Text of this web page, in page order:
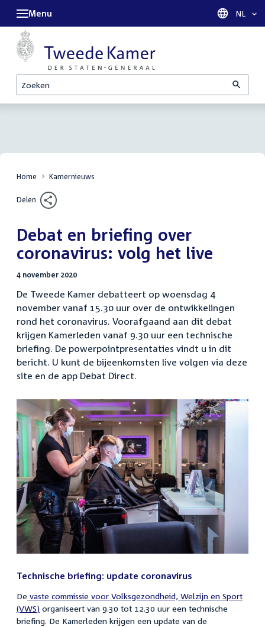
Zoeken
Menu Taal
NL
Home Kamernieuws
Delen
Debat en briefing over
coronavirus: volg het live
4 november 2020
De Tweede Kamer debatteert op woensdag 4
november vanaf 15.30 uur over de ontwikkelingen
rond het coronavirus. Voorafgaand aan dit debat
krijgen Kamerleden vanaf 9.30 uur een technische
briefing. De powerpointpresentaties vindt u in dit
bericht. U kunt de bijeenkomsten live volgen via deze
site en de app Debat Direct.
Technische briefing: update coronavirus
De vaste commissie voor Volksgezondheid, Welzijn en Sport
(VWS) organiseert van 9.30 tot 12.30 uur een technische
briefing. De Kamerleden krijgen een update van de